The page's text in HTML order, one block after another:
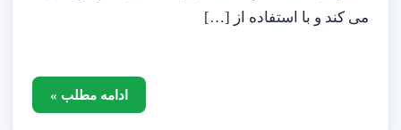
می کند و با استفاده از […]
ادامه مطلب »